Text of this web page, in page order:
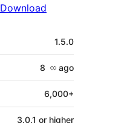
Download
1.5.0
8 လ ago
6,000+
3.0.1 or higher